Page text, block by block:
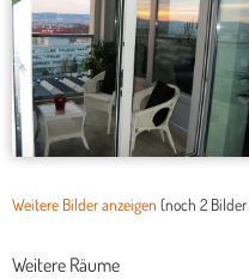
Weitere Bilder anzeigen (noch 2 Bilder
Weitere Räume